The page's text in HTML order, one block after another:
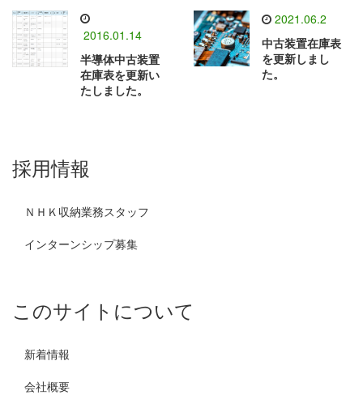
2016.01.14
半導体中古装置
在庫表を更新い
たしました。
2021.06.2
中古装置在庫表
を更新しまし
た。
採用情報
ＮＨＫ収納業務スタッフ
インターンシップ募集
このサイトについて
新着情報
会社概要